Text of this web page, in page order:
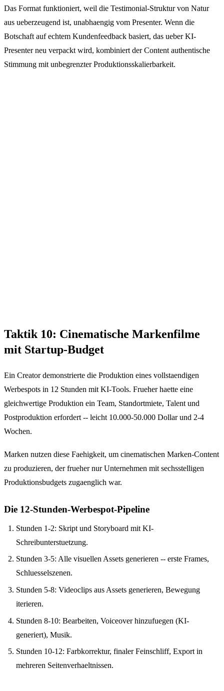
Das Format funktioniert, weil die Testimonial-Struktur von Natur
aus ueberzeugend ist, unabhaengig vom Presenter. Wenn die
Botschaft auf echtem Kundenfeedback basiert, das ueber KI-
Presenter neu verpackt wird, kombiniert der Content authentische
Stimmung mit unbegrenzter Produktionsskalierbarkeit.
Taktik 10: Cinematische Markenfilme
mit Startup-Budget
Ein Creator demonstrierte die Produktion eines vollstaendigen
Werbespots in 12 Stunden mit KI-Tools. Frueher haette eine
gleichwertige Produktion ein Team, Standortmiete, Talent und
Postproduktion erfordert -- leicht 10.000-50.000 Dollar und 2-4
Wochen.
Marken nutzen diese Faehigkeit, um cinematischen Marken-Content
zu produzieren, der frueher nur Unternehmen mit sechsstelligen
Produktionsbudgets zugaenglich war.
Die 12-Stunden-Werbespot-Pipeline
Stunden 1-2: Skript und Storyboard mit KI-
Schreibunterstuetzung.
Stunden 3-5: Alle visuellen Assets generieren -- erste Frames,
Schluesselszenen.
Stunden 5-8: Videoclips aus Assets generieren, Bewegung
iterieren.
Stunden 8-10: Bearbeiten, Voiceover hinzufuegen (KI-
generiert), Musik.
Stunden 10-12: Farbkorrektur, finaler Feinschliff, Export in
mehreren Seitenverhaeltnissen.